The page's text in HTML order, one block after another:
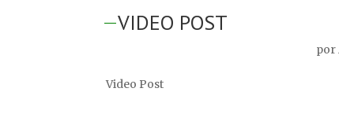
VIDEO POST
por
Video Post